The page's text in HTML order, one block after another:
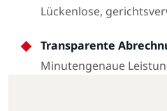
Lückenlose,
Transparente
Minutengenaue